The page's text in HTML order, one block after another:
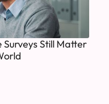
Still Matter